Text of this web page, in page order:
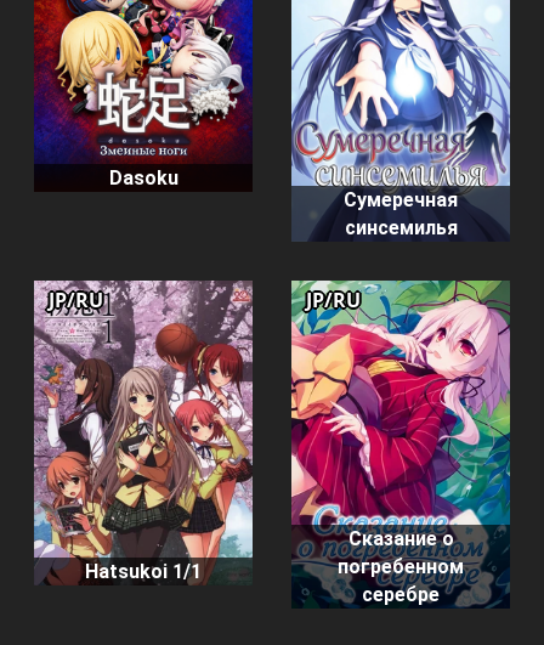
Dasoku
Сумеречная
синсемилья
Hatsukoi 1/1
JP/RU
Сказание о
погребенном
серебре
JP/RU